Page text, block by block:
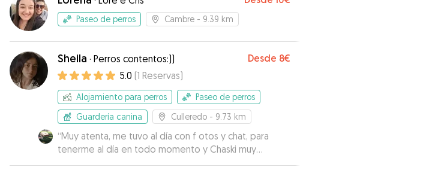
Paseo de perros Cambre - 9.39 km
Sheila · Perros contentos:)) Desde 8€
5.0 (1 Reservas)
Alojamiento para perros
Paseo de perros
Guardería canina
Culleredo - 9.73 km
“Muy atenta, me tuvo al día con f otos y chat, para
tenerme al día en todo momento y Chaski muy
contento”